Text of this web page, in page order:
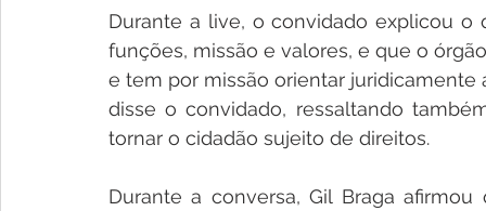
Durante a live, o convidado explicou o
funções, missão e valores, e que o
e tem por missão orientar juridicamente
disse o convidado, ressaltando
tornar o cidadão sujeito de direitos.
Durante a conversa, Gil Braga